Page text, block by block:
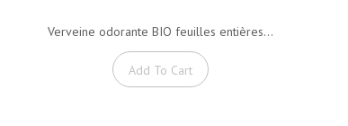
Verveine odorante BIO feuilles entières...
Add To Cart